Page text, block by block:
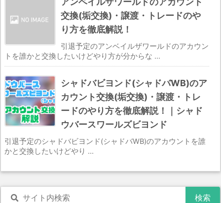
交換(垢交換)・譲渡・トレードのや
り方を徹底解説！
引退予定のアンベイルザワールドのアカウン
トを誰かと交換したいけどやり方が分からな ...
シャドバビヨンド(シャドバWB)のア
カウント交換(垢交換)・譲渡・トレ
ードのやり方を徹底解説！｜シャド
ウバースワールズビヨンド
引退予定のシャドバビヨンド(シャドバWB)のアカウントを誰
かと交換したいけどやり ...